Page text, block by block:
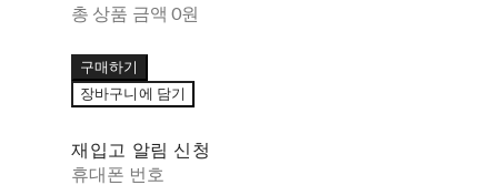
총 상품 금액 0원
구매하기
장바구니에 담기
재입고 알림 신청
휴대폰 번호